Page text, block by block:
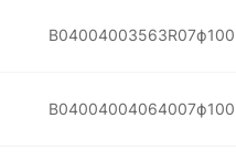
B04004003563R07ф100
B04004004064007ф100